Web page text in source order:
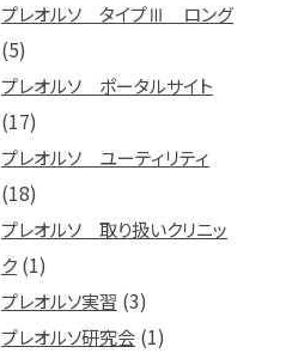
プレオルソ タイプⅢ ロング
(5)
プレオルソ ポータルサイト
(17)
プレオルソ ユーティリティ
(18)
プレオルソ 取り扱いクリニッ
ク (1)
プレオルソ実習 (3)
プレオルソ研究会 (1)